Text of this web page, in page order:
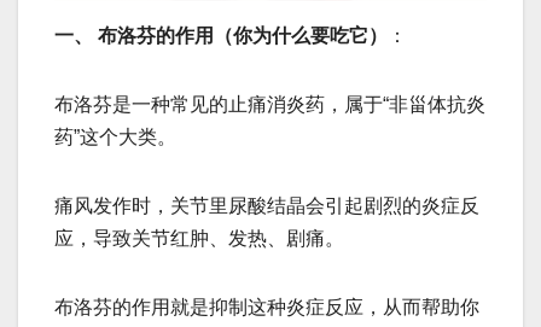
一、 布洛芬的作用（你为什么要吃它） ：
布洛芬是一种常见的止痛消炎药，属于“非甾体抗炎
药”这个大类。
痛风发作时，关节里尿酸结晶会引起剧烈的炎症反
应，导致关节红肿、发热、剧痛。
布洛芬的作用就是抑制这种炎症反应，从而帮助你